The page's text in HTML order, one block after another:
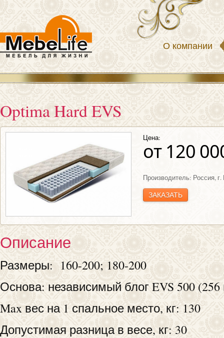
О компании
Optima Hard EVS
Цена:
от 120
Производитель: Россия,
ЗАКАЗАТЬ
Описание
Размеры: 160-200; 180-200
Основа: независимый блог EVS 500
Max вес на 1 спальное место, кг: 130
Допустимая разница в весе, кг: 30